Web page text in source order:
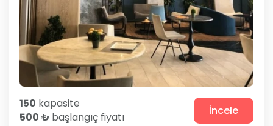
150 kapasite
500 ₺ başlangıç fiyatı İncele